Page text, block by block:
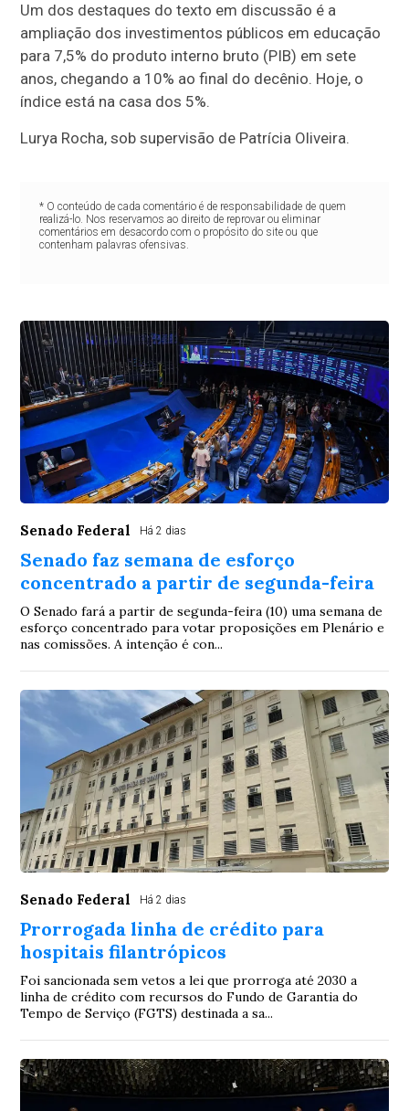
Um dos destaques do texto em discussão é a
ampliação dos investimentos públicos em educação
para 7,5% do produto interno bruto (PIB) em sete
anos, chegando a 10% ao final do decênio. Hoje, o
índice está na casa dos 5%.
Lurya Rocha, sob supervisão de Patrícia Oliveira.
* O conteúdo de cada comentário é de responsabilidade de quem
realizá-lo. Nos reservamos ao direito de reprovar ou eliminar
comentários em desacordo com o propósito do site ou que
contenham palavras ofensivas.
Senado Federal Há 2 dias
Senado faz semana de esforço
concentrado a partir de segunda-feira
O Senado fará a partir de segunda-feira (10) uma semana de
esforço concentrado para votar proposições em Plenário e
nas comissões. A intenção é con...
Senado Federal Há 2 dias
Prorrogada linha de crédito para
hospitais filantrópicos
Foi sancionada sem vetos a lei que prorroga até 2030 a
linha de crédito com recursos do Fundo de Garantia do
Tempo de Serviço (FGTS) destinada a sa...